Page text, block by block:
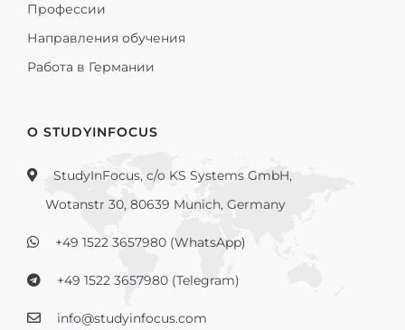
Профессии
Направления обучения
Работа в Германии
О STUDYINFOCUS
StudyInFocus, c/o KS Systems GmbH,
Wotanstr 30, 80639 Munich, Germany
+49 1522 3657980 (WhatsApp)
+49 1522 3657980 (Telegram)
info@studyinfocus.com